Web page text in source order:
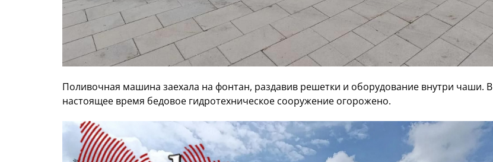
Поливочная машина заехала на фонтан, раздавив решетки и оборудование внутри чаши. В
настоящее время бедовое гидротехническое сооружение огорожено.